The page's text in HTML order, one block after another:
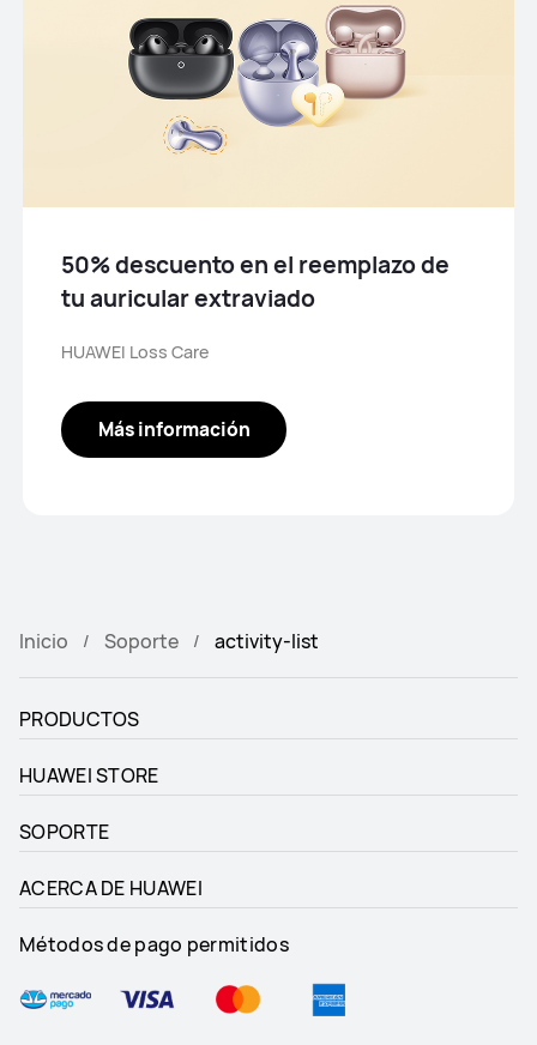
50% descuento en el reemplazo de
tu auricular extraviado
HUAWEI Loss Care
Más información
Inicio Soporte activity-list
PRODUCTOS
HUAWEI STORE
SOPORTE
ACERCA DE HUAWEI
Métodos de pago permitidos